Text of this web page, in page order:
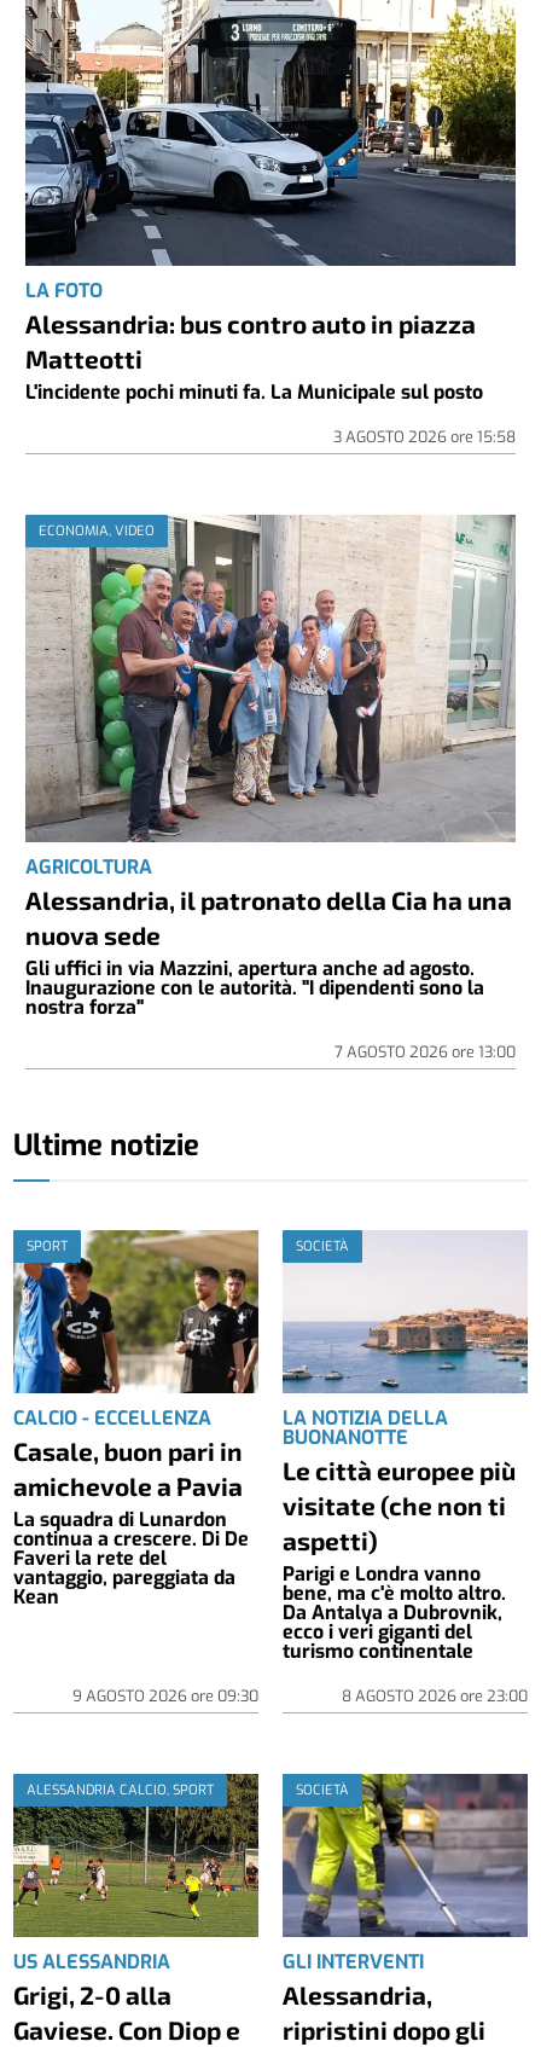
LA FOTO
Alessandria: bus contro auto in piazza
Matteotti
L'incidente pochi minuti fa. La Municipale sul posto
3 AGOSTO 2026ore 15:58
ECONOMIA, VIDEO
AGRICOLTURA
Alessandria, il patronato della Cia ha una
nuova sede
Gli uffici in via Mazzini, apertura anche ad agosto.
Inaugurazione con le autorità. "I dipendenti sono la
nostra forza"
7 AGOSTO 2026ore 13:00
Ultime notizie
SPORT
CALCIO - ECCELLENZA
Casale, buon pari in
amichevole a Pavia
La squadra di Lunardon
continua a crescere. Di De
Faveri la rete del
vantaggio, pareggiata da
Kean
9 AGOSTO 2026ore 09:30
SOCIETÀ
LA NOTIZIA DELLA
BUONANOTTE
Le città europee più
visitate (che non ti
aspetti)
Parigi e Londra vanno
bene, ma c'è molto altro.
Da Antalya a Dubrovnik,
ecco i veri giganti del
turismo continentale
8 AGOSTO 2026ore 23:00
ALESSANDRIA CALCIO, SPORT
US ALESSANDRIA
Grigi, 2-0 alla
Gaviese. Con Diop e
SOCIETÀ
GLI INTERVENTI
Alessandria,
ripristini dopo gli